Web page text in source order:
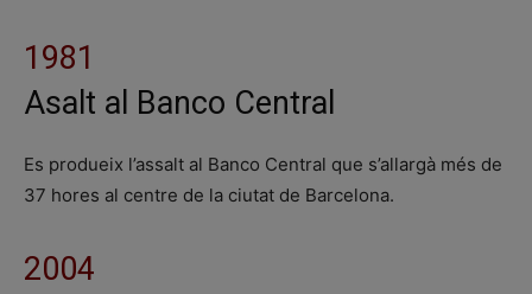
1981
Asalt al Banco Central
Es produeix l’assalt al Banco Central que s’allargà més de
37 hores al centre de la ciutat de Barcelona.
2004